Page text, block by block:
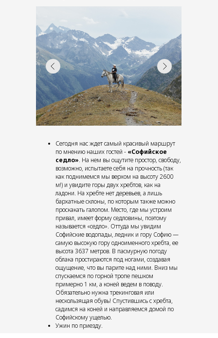
Сегодня нас ждет самый красивый маршрут
по мнению наших гостей - «Софийское
седло». На нем вы ощутите простор, свободу,
возможно, испытаете себя на прочность (так
как поднимемся мы верхом на высоту 2600
м!) и увидите горы двух хребтов, как на
ладони. На хребте нет деревьев, а лишь
бархатные склоны, по которым также можно
проскакать галопом. Место, где мы устроим
привал, имеет форму седловины, поэтому
называется «седло». Оттуда мы увидим
Софийские водопады, ледник и гору Софию —
самую высокую гору одноименного хребта, ее
высота 3637 метров. В пасмурную погоду
облака простираются под ногами, создавая
ощущение, что вы парите над ними. Вниз мы
спускаемся по горной тропе пешком
примерно 1 км, а коней ведем в поводу.
Обязательно нужна трекинговая или
нескользящая обувь! Спустившись с хребта,
садимся на коней и направляемся домой по
Софийскому ущелью.
Ужин по приезду.